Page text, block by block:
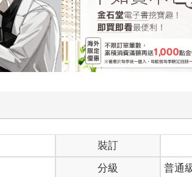
裝訂
分級
普通